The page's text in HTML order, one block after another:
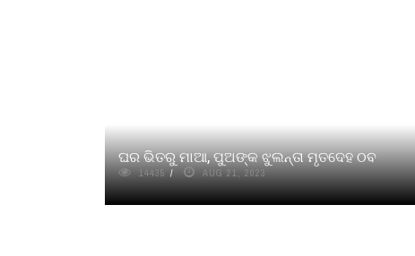
ଘର ଭିତରୁ ମାଆ, ପୁଅଙ୍କ ଝୁଲନ୍ତା ମୃତଦେହ ଠବ
14435 AUG 21, 2023